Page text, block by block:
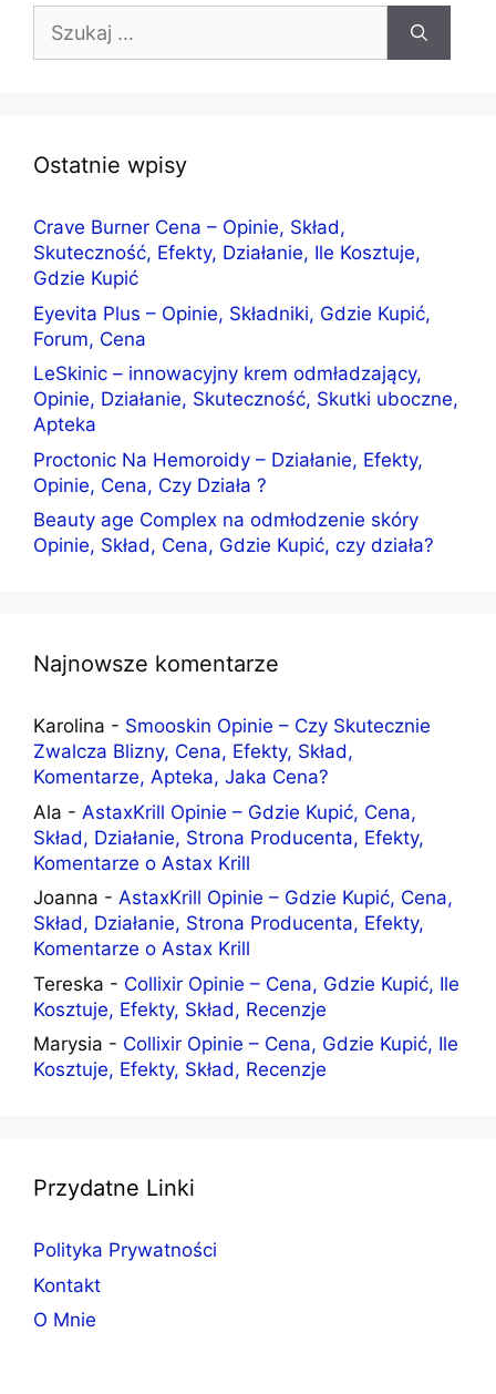
Ostatnie wpisy
Crave Burner Cena – Opinie, Skład,
Skuteczność, Efekty, Działanie, Ile Kosztuje,
Gdzie Kupić
Eyevita Plus – Opinie, Składniki, Gdzie Kupić,
Forum, Cena
LeSkinic – innowacyjny krem odmładzający,
Opinie, Działanie, Skuteczność, Skutki uboczne,
Apteka
Proctonic Na Hemoroidy – Działanie, Efekty,
Opinie, Cena, Czy Działa ?
Beauty age Complex na odmłodzenie skóry
Opinie, Skład, Cena, Gdzie Kupić, czy działa?
Najnowsze komentarze
Karolina - Smooskin Opinie – Czy Skutecznie
Zwalcza Blizny, Cena, Efekty, Skład,
Komentarze, Apteka, Jaka Cena?
Ala - AstaxKrill Opinie – Gdzie Kupić, Cena,
Skład, Działanie, Strona Producenta, Efekty,
Komentarze o Astax Krill
Joanna - AstaxKrill Opinie – Gdzie Kupić, Cena,
Skład, Działanie, Strona Producenta, Efekty,
Komentarze o Astax Krill
Tereska - Collixir Opinie – Cena, Gdzie Kupić, Ile
Kosztuje, Efekty, Skład, Recenzje
Marysia - Collixir Opinie – Cena, Gdzie Kupić, Ile
Kosztuje, Efekty, Skład, Recenzje
Przydatne Linki
Polityka Prywatności
Kontakt
O Mnie